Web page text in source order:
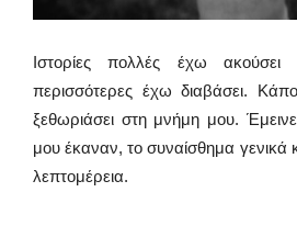
Ιστορίες πολλές έχω
περισσότερες έχω διαβάσει.
ξεθωριάσει στη μνήμη μου.
μου έκαναν, το συναίσθημα γενικά
λεπτομέρεια.